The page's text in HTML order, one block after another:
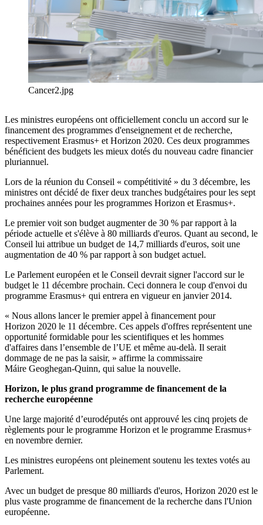
Cancer2.jpg
Les ministres européens ont officiellement conclu un accord sur le
financement des programmes d'enseignement et de recherche,
respectivement Erasmus+ et Horizon 2020. Ces deux programmes
bénéficient des budgets les mieux dotés du nouveau cadre financier
pluriannuel.
Lors de la réunion du Conseil « compétitivité » du 3 décembre, les
ministres ont décidé de fixer deux tranches budgétaires pour les sept
prochaines années pour les programmes Horizon et Erasmus+.
Le premier voit son budget augmenter de 30 % par rapport à la
période actuelle et s'élève à 80 milliards d'euros. Quant au second, le
Conseil lui attribue un budget de 14,7 milliards d'euros, soit une
augmentation de 40 % par rapport à son budget actuel.
Le Parlement européen et le Conseil devrait signer l'accord sur le
budget le 11 décembre prochain. Ceci donnera le coup d'envoi du
programme Erasmus+ qui entrera en vigueur en janvier 2014.
« Nous allons lancer le premier appel à financement pour
Horizon 2020 le 11 décembre. Ces appels d'offres représentent une
opportunité formidable pour les scientifiques et les hommes
d'affaires dans l’ensemble de l’UE et même au-delà. Il serait
dommage de ne pas la saisir, » affirme la commissaire
Máire Geoghegan-Quinn, qui salue la nouvelle.
Horizon, le plus grand programme de financement de la
recherche européenne
Une large majorité d’eurodéputés ont approuvé les cinq projets de
règlements pour le programme Horizon et le programme Erasmus+
en novembre dernier.
Les ministres européens ont pleinement soutenu les textes votés au
Parlement.
Avec un budget de presque 80 milliards d'euros, Horizon 2020 est le
plus vaste programme de financement de la recherche dans l'Union
européenne.